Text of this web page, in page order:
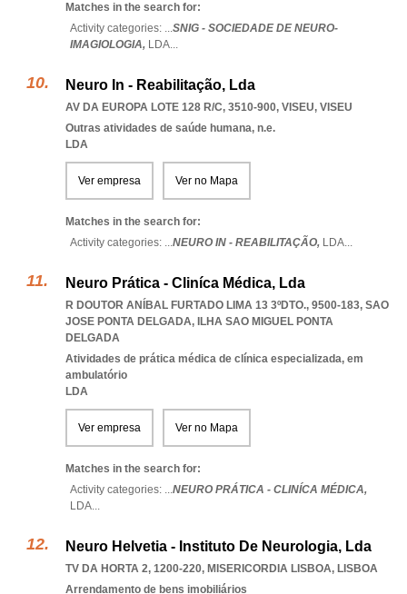
Matches in the search for:
Activity categories: ...SNIG - SOCIEDADE DE NEURO-
IMAGIOLOGIA, LDA...
Neuro In - Reabilitação, Lda
AV DA EUROPA LOTE 128 R/C, 3510-900, VISEU, VISEU
Outras atividades de saúde humana, n.e.
LDA
Ver empresa Ver no Mapa
Matches in the search for:
Activity categories: ...NEURO IN - REABILITAÇÃO, LDA...
Neuro Prática - Cliníca Médica, Lda
R DOUTOR ANÍBAL FURTADO LIMA 13 3ºDTO., 9500-183, SAO
JOSE PONTA DELGADA, ILHA SAO MIGUEL PONTA
DELGADA
Atividades de prática médica de clínica especializada, em
ambulatório
LDA
Ver empresa Ver no Mapa
Matches in the search for:
Activity categories: ...NEURO PRÁTICA - CLINÍCA MÉDICA,
LDA...
Neuro Helvetia - Instituto De Neurologia, Lda
TV DA HORTA 2, 1200-220, MISERICORDIA LISBOA, LISBOA
Arrendamento de bens imobiliários